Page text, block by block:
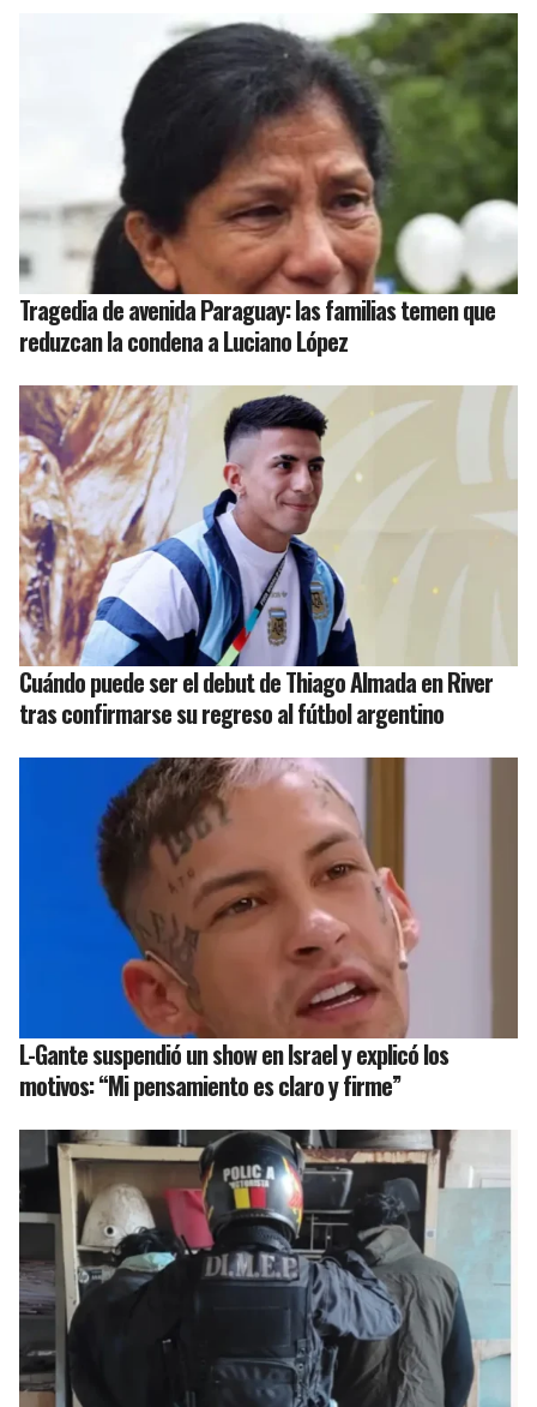
Tragedia de avenida Paraguay: las familias temen que
reduzcan la condena a Luciano López
Cuándo puede ser el debut de Thiago Almada en River
tras confirmarse su regreso al fútbol argentino
L-Gante suspendió un show en Israel y explicó los
motivos: “Mi pensamiento es claro y firme”